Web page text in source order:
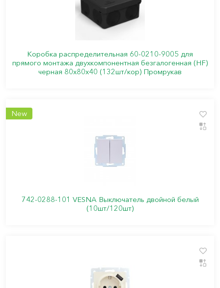
Коробка распределительная 60-0210-9005 для
прямого монтажа двухкомпонентная безгалогенная (HF)
черная 80х80х40 (132шт/кор) Промрукав
New
742-0288-101 VESNA Выключатель двойной белый
(10шт/120шт)